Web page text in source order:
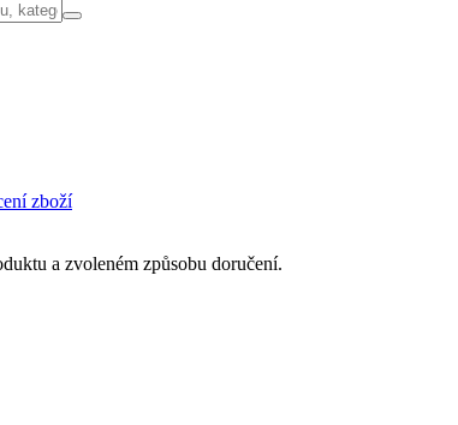
zboží
a zvoleném způsobu doručení.